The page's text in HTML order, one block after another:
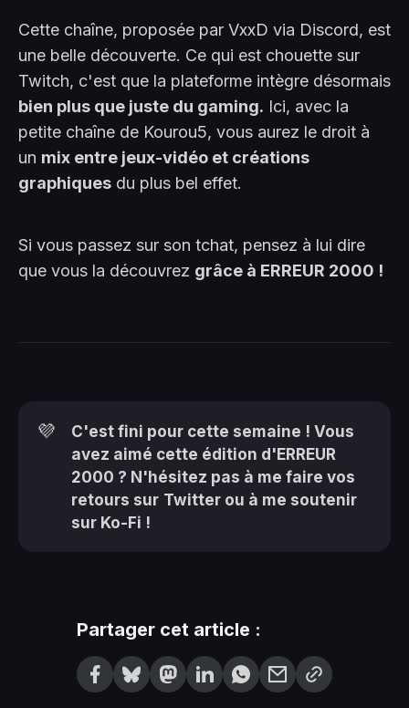
Cette chaîne, proposée par VxxD via Discord, est
une belle découverte. Ce qui est chouette sur
Twitch, c'est que la plateforme intègre désormais
bien plus que juste du gaming. Ici, avec la
petite chaîne de Kourou5, vous aurez le droit à
un mix entre jeux-vidéo et créations
graphiques du plus bel effet.
Si vous passez sur son tchat, pensez à lui dire
que vous la découvrez grâce à ERREUR 2000 !
💜
C'est fini pour cette semaine ! Vous
avez aimé cette édition d'ERREUR
2000 ? N'hésitez pas à me faire vos
retours sur Twitterou à me soutenir
sur Ko-Fi !
Partager cet article :